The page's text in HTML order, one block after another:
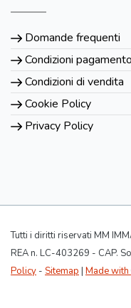
Domande frequenti
Condizioni pagamento
Condizioni di vendita
Cookie Policy
Privacy Policy
Tutti i diritti riservati MM
REA n. LC-403269 - CAP.
Policy - Sitemap Made with